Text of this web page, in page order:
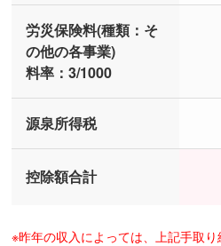
労災保険料(種類：そ
の他の各事業)
料率：3/1000
源泉所得税
控除額合計
※昨年の収入によっては、上記手取り